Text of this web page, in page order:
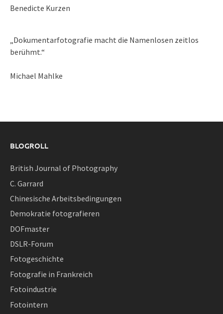
Benedicte Kurzen
„Dokumentarfotografie macht die Namenlosen zeitlos
berühmt.“
Michael Mahlke
BLOGROLL
British Journal of Photography
C. Garrard
Chinesische Arbeitsbedingungen
Demokratie fotografieren
DOFmaster
DSLR-Forum
Fotogeschichte
Fotografie in Frankreich
Fotoindustrie
Fotointern